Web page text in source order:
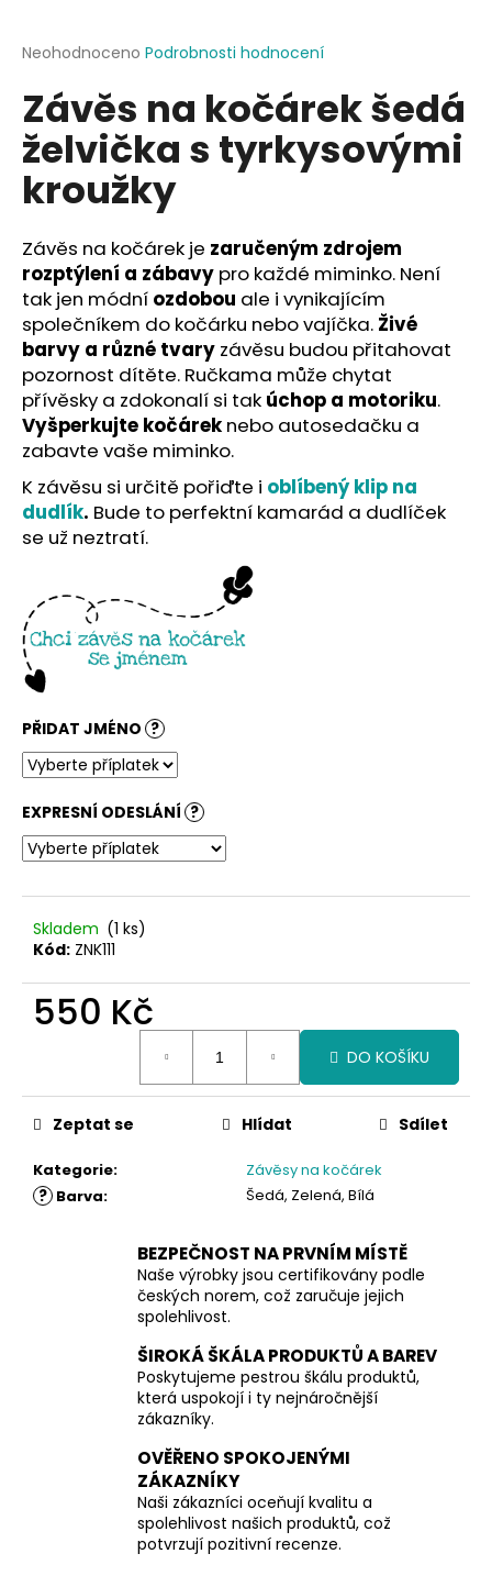
Průměrné
produktu
je
0,0
z
5
hvězdiček.
Neohodnoceno Podrobnosti hodnocení
Závěs na kočárek šedá
želvička s tyrkysovými
kroužky
Závěs na kočárek je zaručeným zdrojem
rozptýlení a zábavy pro každé miminko. Není
tak jen módní ozdobou ale i vynikajícím
společníkem do kočárku nebo vajíčka. Živé
barvy a různé tvary závěsu budou přitahovat
pozornost dítěte. Ručkama může chytat
přívěsky a zdokonalí si tak úchop a motoriku.
Vyšperkujte kočárek nebo autosedačku a
zabavte vaše miminko.
K závěsu si určitě pořiďte i oblíbený klip na
dudlík. Bude to perfektní kamarád a dudlíček
se už neztratí.
PŘIDAT JMÉNO ?
EXPRESNÍ ODESLÁNÍ ?
Skladem (1 ks)
Kód: ZNK111
550 Kč
DO KOŠÍKU
Kategorie: Závěsy na kočárek
? Barva: Šedá, Zelená, Bílá
Zeptat se Hlídat Sdílet
BEZPEČNOST NA PRVNÍM MÍSTĚ
Naše výrobky jsou certifikovány podle
českých norem, což zaručuje jejich
spolehlivost.
ŠIROKÁ ŠKÁLA PRODUKTŮ A BAREV
Poskytujeme pestrou škálu produktů,
která uspokojí i ty nejnáročnější
zákazníky.
OVĚŘENO SPOKOJENÝMI
ZÁKAZNÍKY
Naši zákazníci oceňují kvalitu a
spolehlivost našich produktů, což
potvrzují pozitivní recenze.
j
t
?
HLEDAT
D
o
p
o
r
č
u
j
m
e